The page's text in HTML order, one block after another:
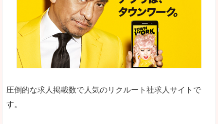
圧倒的な求人掲載数で人気のリクルート社求人サイトで
す。